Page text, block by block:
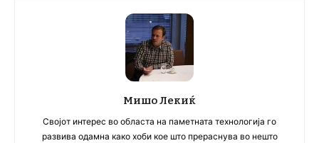
Мишо Лекиќ
Својот интерес во областа на паметната технологија го
развива одамна како хоби кое што прераснува во нешто